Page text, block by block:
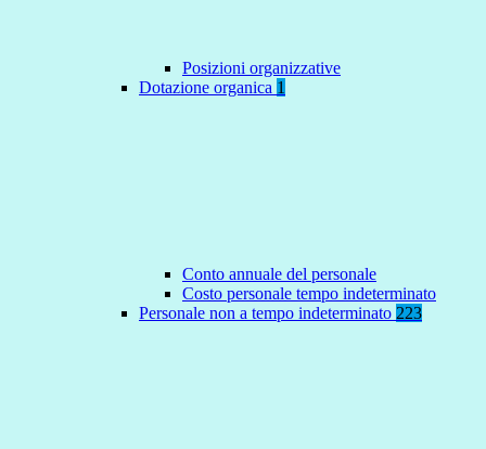
Posizioni organizzative
Dotazione organica 1
Conto annuale del personale
Costo personale tempo indeterminato
Personale non a tempo indeterminato 223